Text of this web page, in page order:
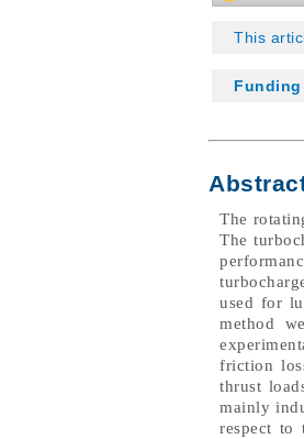
This
The
The
used for
method
friction
thrust
mainly
respect to